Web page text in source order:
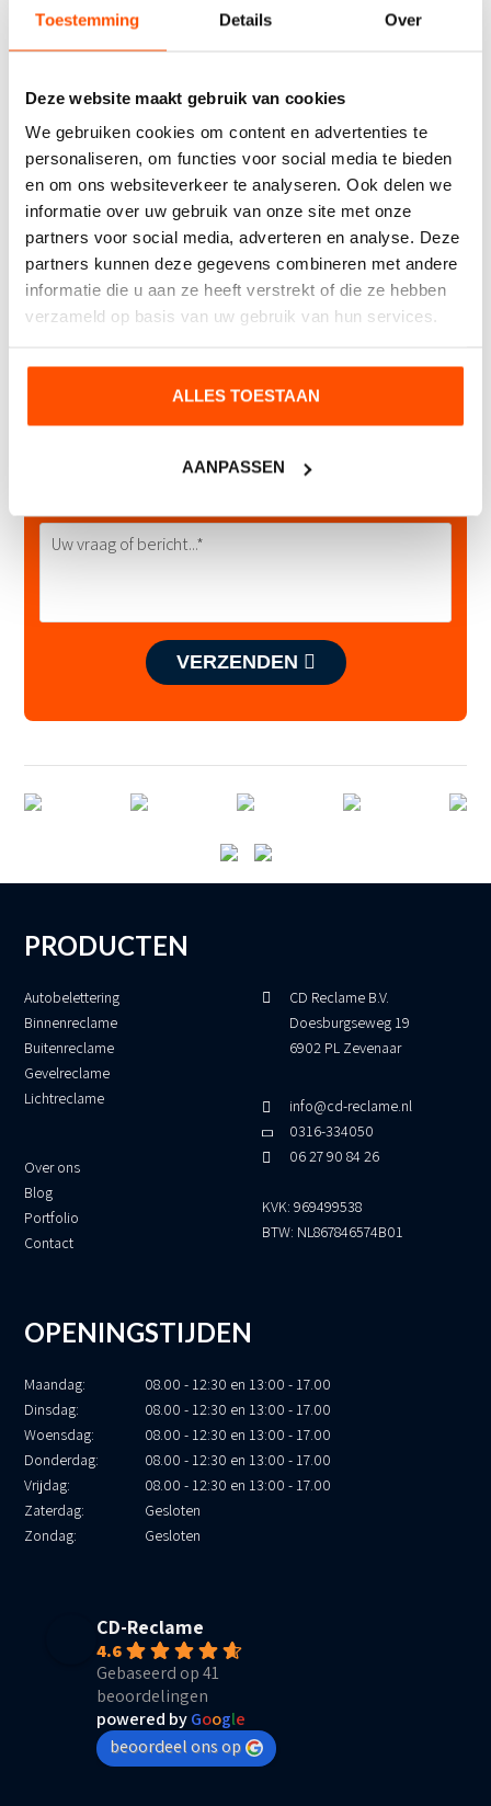
Toestemming Details Over
Deze website maakt gebruik van cookies
We gebruiken cookies om content en advertenties te
personaliseren, om functies voor social media te bieden
en om ons websiteverkeer te analyseren. Ook delen we
informatie over uw gebruik van onze site met onze
partners voor social media, adverteren en analyse. Deze
partners kunnen deze gegevens combineren met andere
informatie die u aan ze heeft verstrekt of die ze hebben
verzameld op basis van uw gebruik van hun services.
ALLES TOESTAAN
AANPASSEN
Jansen
Page
1 Page
2 Volgende
Contact opnemen
VERZENDEN
PRODUCTEN
Autobelettering
Binnenreclame
Buitenreclame
Gevelreclame
Lichtreclame
Over ons
Blog
Portfolio
Contact
CD Reclame B.V.
Doesburgseweg 19
6902 PL Zevenaar
info@cd-reclame.nl
0316-334050
06 27 90 84 26
KVK: 969499538
BTW: NL867846574B01
OPENINGSTIJDEN
Maandag:
08.00 - 12:30 en 13:00 - 17.00
Dinsdag:
08.00 - 12:30 en 13:00 - 17.00
Woensdag:
08.00 - 12:30 en 13:00 - 17.00
Donderdag:
08.00 - 12:30 en 13:00 - 17.00
Vrijdag:
08.00 - 12:30 en 13:00 - 17.00
Zaterdag:
Gesloten
Zondag:
Gesloten
CD-Reclame
4.6
Gebaseerd op 41
beoordelingen
powered byGoogle
beoordeel ons op